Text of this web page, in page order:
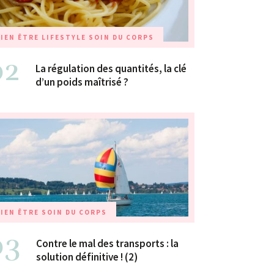
ÊTRE LIFESTYLE SOIN DU CORPS
La régulation des quantités, la clé
d’un poids maîtrisé ?
ÊTRE SOIN DU CORPS
Contre le mal des transports : la
solution définitive ! (2)